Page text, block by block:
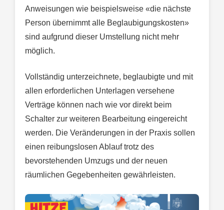
Anweisungen wie beispielsweise «die nächste
Person übernimmt alle Beglaubigungskosten»
sind aufgrund dieser Umstellung nicht mehr
möglich.
Vollständig unterzeichnete, beglaubigte und mit
allen erforderlichen Unterlagen versehene
Verträge können nach wie vor direkt beim
Schalter zur weiteren Bearbeitung eingereicht
werden. Die Veränderungen in der Praxis sollen
einen reibungslosen Ablauf trotz des
bevorstehenden Umzugs und der neuen
räumlichen Gegebenheiten gewährleisten.